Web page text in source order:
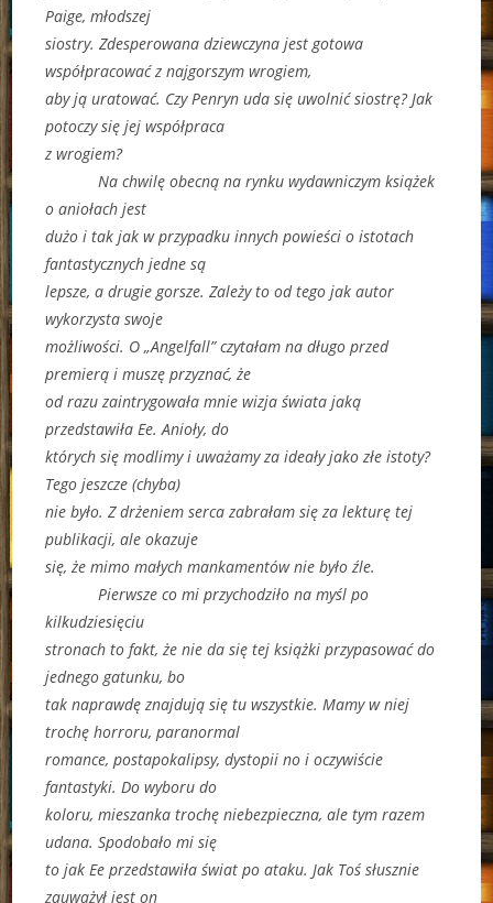
Paige, młodszej
siostry. Zdesperowana dziewczyna jest gotowa
współpracować z najgorszym wrogiem,
aby ją uratować. Czy Penryn uda się uwolnić siostrę? Jak
potoczy się jej współpraca
z wrogiem?
Na chwilę obecną na rynku wydawniczym książek
o aniołach jest
dużo i tak jak w przypadku innych powieści o istotach
fantastycznych jedne są
lepsze, a drugie gorsze. Zależy to od tego jak autor
wykorzysta swoje
możliwości. O „Angelfall” czytałam na długo przed
premierą i muszę przyznać, że
od razu zaintrygowała mnie wizja świata jaką
przedstawiła Ee. Anioły, do
których się modlimy i uważamy za ideały jako złe istoty?
Tego jeszcze (chyba)
nie było. Z drżeniem serca zabrałam się za lekturę tej
publikacji, ale okazuje
się, że mimo małych mankamentów nie było źle.
Pierwsze co mi przychodziło na myśl po
kilkudziesięciu
stronach to fakt, że nie da się tej książki przypasować do
jednego gatunku, bo
tak naprawdę znajdują się tu wszystkie. Mamy w niej
trochę horroru, paranormal
romance, postapokalipsy, dystopii no i oczywiście
fantastyki. Do wyboru do
koloru, mieszanka trochę niebezpieczna, ale tym razem
udana. Spodobało mi się
to jak Ee przedstawiła świat po ataku. Jak Toś słusznie
zauważył jest on